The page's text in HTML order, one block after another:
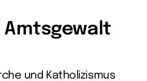
und Katholizismus